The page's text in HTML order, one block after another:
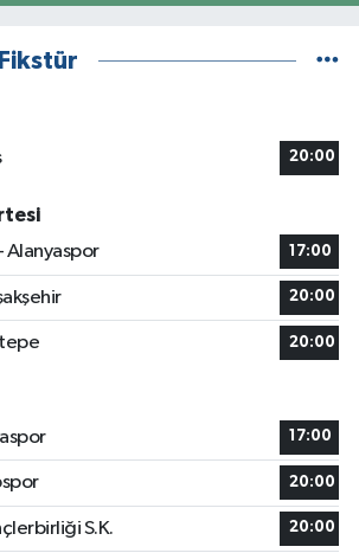
20:00
Alanyaspor
17:00
20:00
20:00
17:00
20:00
S.K. 20:00